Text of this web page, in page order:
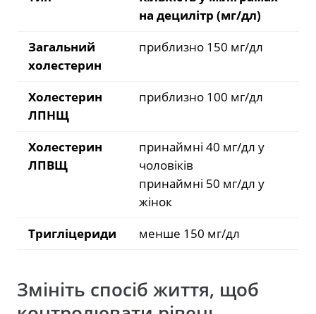
на децилітр (мг/дл)
Загальний
холестерин
приблизно 150 мг/дл
Холестерин
ЛПНЩ
приблизно 100 мг/дл
Холестерин
ЛПВЩ
принаймні 40 мг/дл у
чоловіків
принаймні 50 мг/дл у
жінок
Тригліцериди
менше 150 мг/дл
Змініть спосіб життя, щоб